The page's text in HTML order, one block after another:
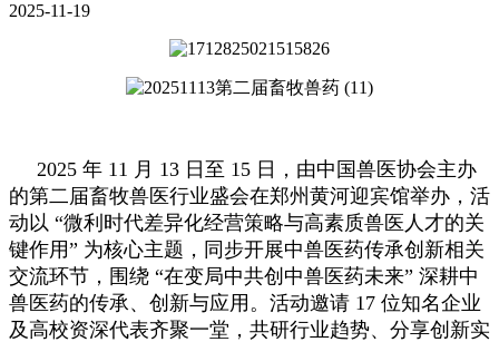
2025-11-19
2025 年 11 月 13 日至 15 日，由中国兽医协会主办
的第二届畜牧兽医行业盛会在郑州黄河迎宾馆举办，活
动以 “微利时代差异化经营策略与高素质兽医人才的关
键作用” 为核心主题，同步开展中兽医药传承创新相关
交流环节，围绕 “在变局中共创中兽医药未来” 深耕中
兽医药的传承、创新与应用。活动邀请 17 位知名企业
及高校资深代表齐聚一堂，共研行业趋势、分享创新实